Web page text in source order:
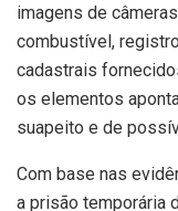
imagens de
combustível,
cadastrais
os elementos
suapeito e de
Com base nas
a prisão temporária